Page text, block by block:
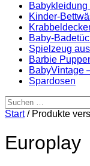
Babykleidung
Kinder-
Baby-
Spielzeug
Barbie
BabyVintage
Spardosen
Suchen
nach:
Start/ Produkte
Europlay